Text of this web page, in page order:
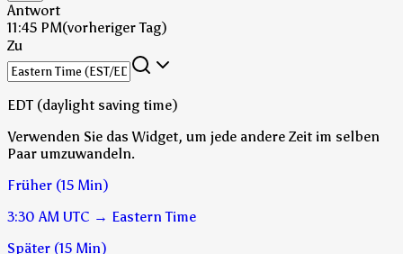
Antwort
11:45 PM(vorheriger Tag)
Zu
EDT (daylight saving time)
Verwenden Sie das Widget, um jede andere Zeit im selben
Paar umzuwandeln.
Früher (15 Min)
3:30 AM UTC → Eastern Time
Später (15 Min)